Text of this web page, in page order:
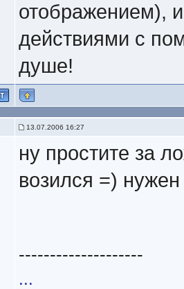
отображением),
действиями с
душе!
13.07.2006 16:27
ну простите за
возился =)
--------------------
...